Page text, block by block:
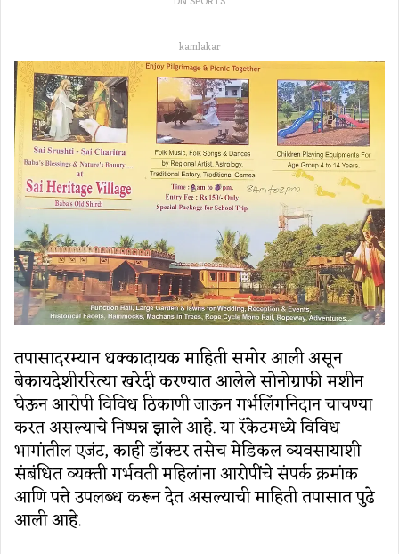
kamlakar
तपासादरम्यान धक्कादायक माहिती समोर आली असून
बेकायदेशीररित्या खरेदी करण्यात आलेले सोनोग्राफी मशीन
घेऊन आरोपी विविध ठिकाणी जाऊन गर्भलिंगनिदान चाचण्या
करत असल्याचे निष्पन्न झाले आहे. या रॅकेटमध्ये विविध
भागांतील एजंट, काही डॉक्टर तसेच मेडिकल व्यवसायाशी
संबंधित व्यक्ती गर्भवती महिलांना आरोपींचे संपर्क क्रमांक
आणि पत्ते उपलब्ध करून देत असल्याची माहिती तपासात पुढे
आली आहे.